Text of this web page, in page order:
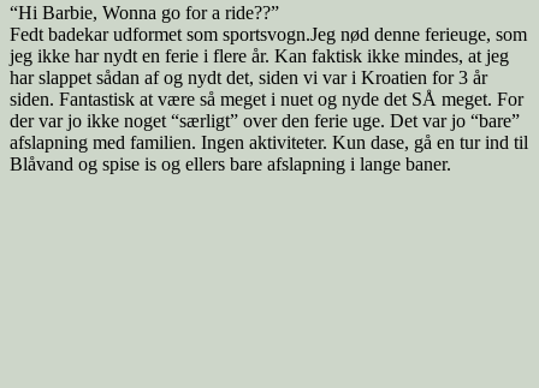
“Hi Barbie, Wonna go for a ride??”
Fedt badekar udformet som sportsvogn.Jeg nød denne ferieuge, som
jeg ikke har nydt en ferie i flere år. Kan faktisk ikke mindes, at jeg
har slappet sådan af og nydt det, siden vi var i Kroatien for 3 år
siden. Fantastisk at være så meget i nuet og nyde det SÅ meget. For
der var jo ikke noget “særligt” over den ferie uge. Det var jo “bare”
afslapning med familien. Ingen aktiviteter. Kun dase, gå en tur ind til
Blåvand og spise is og ellers bare afslapning i lange baner.